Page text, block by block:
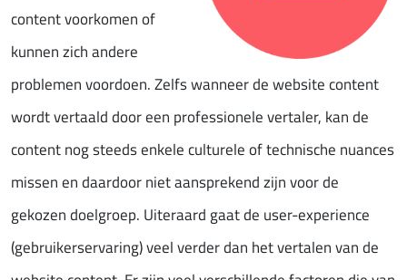
content voorkomen of
kunnen zich andere
problemen voordoen. Zelfs wanneer de website content
wordt vertaald door een professionele vertaler, kan de
content nog steeds enkele culturele of technische nuances
missen en daardoor niet aansprekend zijn voor de
gekozen doelgroep. Uiteraard gaat de user-experience
(gebruikerservaring) veel verder dan het vertalen van de